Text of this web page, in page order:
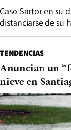
Caso Sartor en su
distanciarse de su
TENDENCIAS
Anuncian un
nieve en